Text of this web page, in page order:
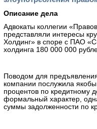
Описание дела
Адвокаты коллегии
представляли интересы
Холдинг» в споре с ПАО
холдинга 180 000 000
Поводом для
компании послужила
процентов по кредитному
формальный характер,
суммы задолженности по